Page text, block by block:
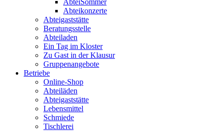
AbteiSommer
Abteikonzerte
Abteigaststätte
Beratungsstelle
Abteiladen
Ein Tag im Kloster
Zu Gast in der Klausur
Gruppenangebote
Betriebe
Online-Shop
Abteiläden
Abteigaststätte
Lebensmittel
Schmiede
Tischlerei